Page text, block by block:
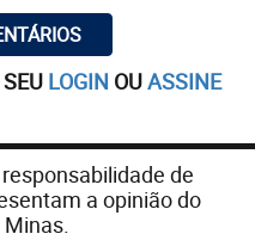
LOGIN OUASSINE
de
a opinião do
Minas.